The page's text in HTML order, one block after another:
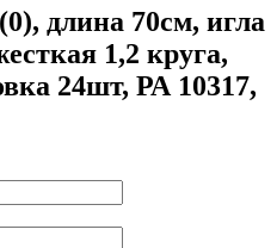
длина 70см, игла
1,2 круга,
24шт, РА 10317,